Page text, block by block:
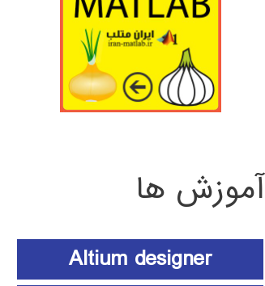
آموزش ها
Altium designer